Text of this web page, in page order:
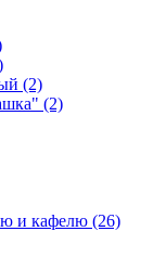
(2)
(2)
и кафелю (26)